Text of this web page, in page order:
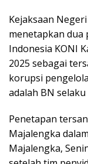
Kejaksaan
menetapkan dua
Indonesia KONI
2025 sebagai
korupsi
adalah BN
Penetapan
Majalengka
Majalengka,